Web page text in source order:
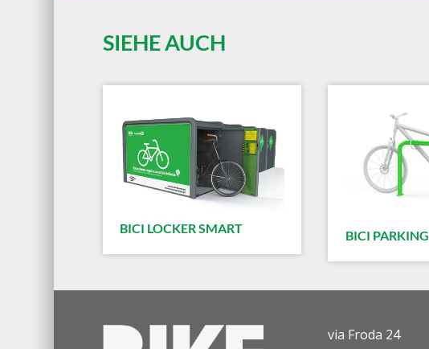
SIEHE AUCH
BICI LOCKER SMART BICI PARKING
via Froda 24